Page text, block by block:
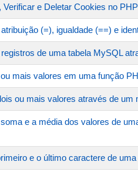
Verificar e Deletar Cookies no PHP
(=), igualdade (==) e
de uma tabela MySQL
mais valores em uma função
ou mais valores através de um
e a média dos valores de
e o último caractere de